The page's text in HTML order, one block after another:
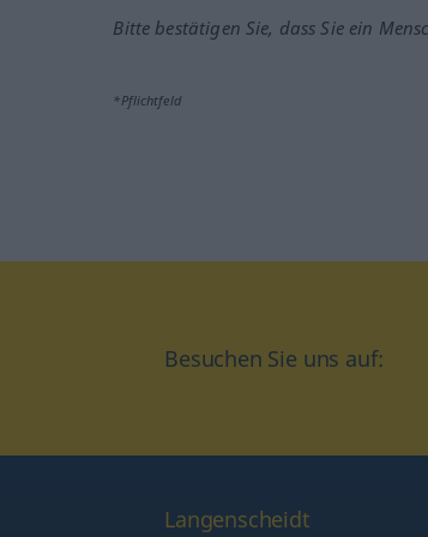
Bitte bestätigen Sie, dass Sie ein
*Pflichtfeld
Besuchen Sie uns auf:
Langenscheidt